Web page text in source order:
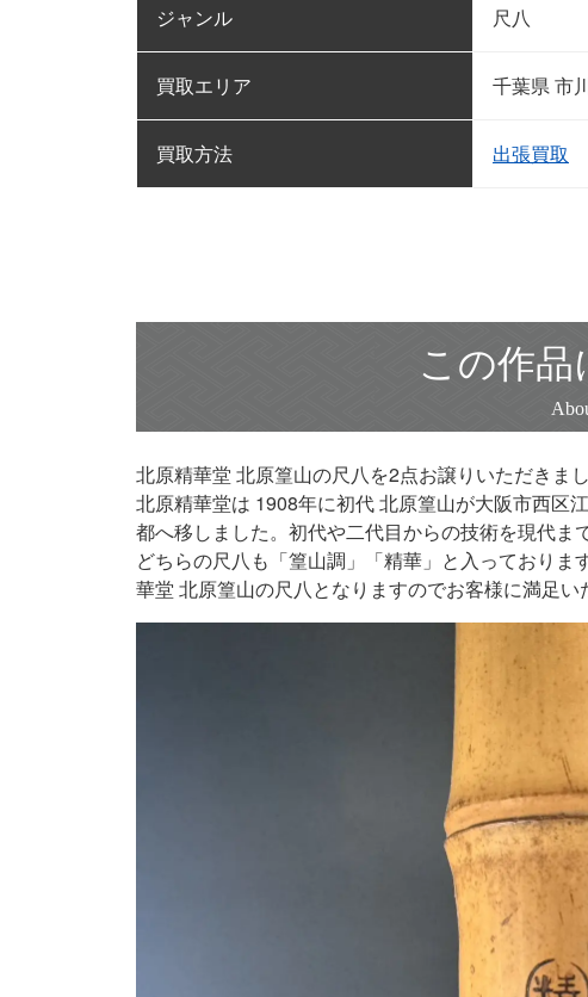
ジャンル 尺八
買取エリア 千葉県 市
買取方法 出張買取
この作品
北原精華堂 北原篁山の尺八を2点お譲りいただきまし
北原精華堂は 1908年に初代 北原篁山が大阪市西区
都へ移しました。初代や二代目からの技術を現代ま
どちらの尺八も「篁山調」「精華」と入っており
華堂 北原篁山の尺八となりますのでお客様に満足い